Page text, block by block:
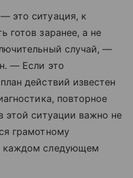
это ситуация, к
готов заранее, а не
случай, —
— Если это
действий известен
повторное
этой ситуации важно не
грамотному
каждом следующем